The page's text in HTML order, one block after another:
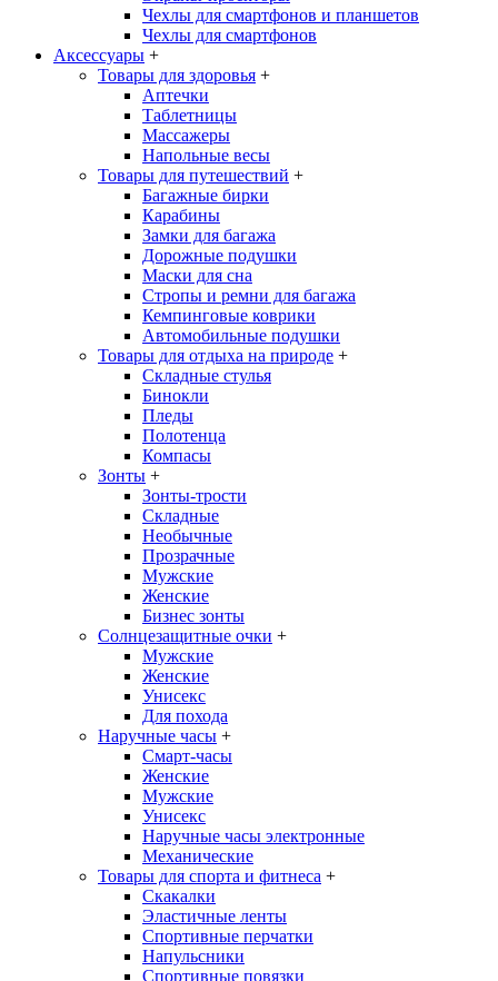
Чехлы для смартфонов и планшетов
Чехлы для смартфонов
Аксессуары +
Товары для здоровья +
Аптечки
Таблетницы
Массажеры
Напольные весы
Товары для путешествий +
Багажные бирки
Карабины
Замки для багажа
Дорожные подушки
Маски для сна
Стропы и ремни для багажа
Кемпинговые коврики
Автомобильные подушки
Товары для отдыха на природе +
Складные стулья
Бинокли
Пледы
Полотенца
Компасы
Зонты +
Зонты-трости
Складные
Необычные
Прозрачные
Мужские
Женские
Бизнес зонты
Солнцезащитные очки +
Мужские
Женские
Унисекс
Для похода
Наручные часы +
Смарт-часы
Женские
Мужские
Унисекс
Наручные часы электронные
Механические
Товары для спорта и фитнеса +
Скакалки
Эластичные ленты
Спортивные перчатки
Напульсники
Спортивные повязки